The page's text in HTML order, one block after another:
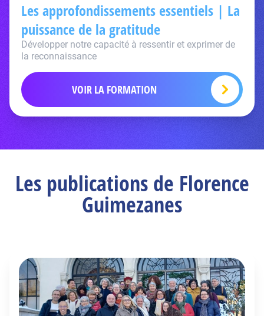
Les approfondissements essentiels | La
puissance de la gratitude
Développer notre capacité à ressentir et exprimer de
la reconnaissance
VOIR LA FORMATION
Les publications de Florence
Guimezanes